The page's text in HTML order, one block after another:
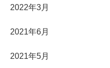
2022年3月
2021年6月
2021年5月